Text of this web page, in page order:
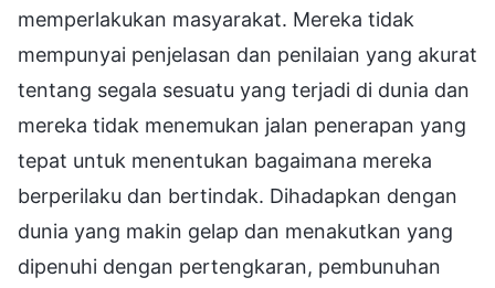
memperlakukan masyarakat. Mereka tidak
mempunyai penjelasan dan penilaian yang akurat
tentang segala sesuatu yang terjadi di dunia dan
mereka tidak menemukan jalan penerapan yang
tepat untuk menentukan bagaimana mereka
berperilaku dan bertindak. Dihadapkan dengan
dunia yang makin gelap dan menakutkan yang
dipenuhi dengan pertengkaran, pembunuhan